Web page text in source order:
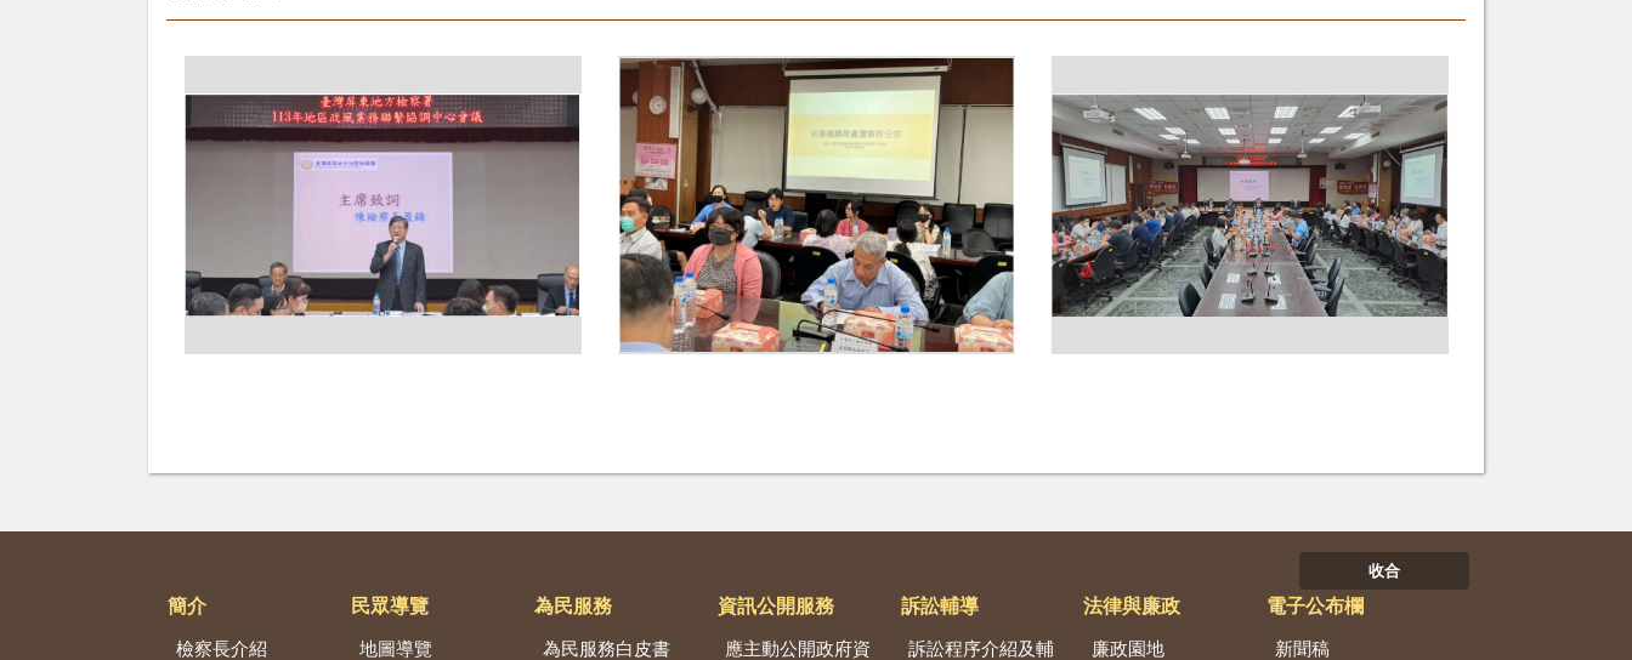
收合
簡介
檢察長介紹
民眾導覽
地圖導覽
為民服務
為民服務白皮書
資訊公開服務
應主動公開政府資
訴訟輔導
訴訟程序介紹及輔
法律與廉政
廉政園地
電子公布欄
新聞稿